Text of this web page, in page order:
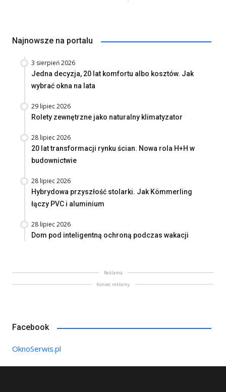
Najnowsze na portalu
3 sierpień 2026
Jedna decyzja, 20 lat komfortu albo kosztów. Jak
wybrać okna na lata
29 lipiec 2026
Rolety zewnętrzne jako naturalny klimatyzator
28 lipiec 2026
20 lat transformacji rynku ścian. Nowa rola H+H w
budownictwie
28 lipiec 2026
Hybrydowa przyszłość stolarki. Jak Kömmerling
łączy PVC i aluminium
28 lipiec 2026
Dom pod inteligentną ochroną podczas wakacji
Reklama
Koniec reklamy
Facebook
OknoSerwis.pl